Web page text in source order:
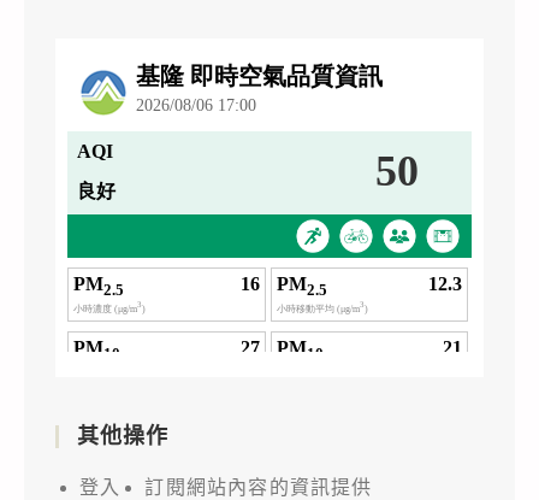
生
踴
名
請
創
意
競
請
其他操作
登入
訂閱網站內容的資訊提供